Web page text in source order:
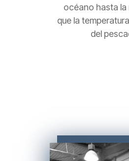
océano hasta la
que la
del